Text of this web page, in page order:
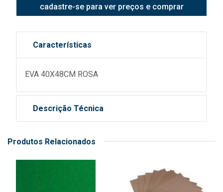
cadastre-se para ver preços e comprar
Características
EVA 40X48CM ROSA
Descrição Técnica
Produtos Relacionados